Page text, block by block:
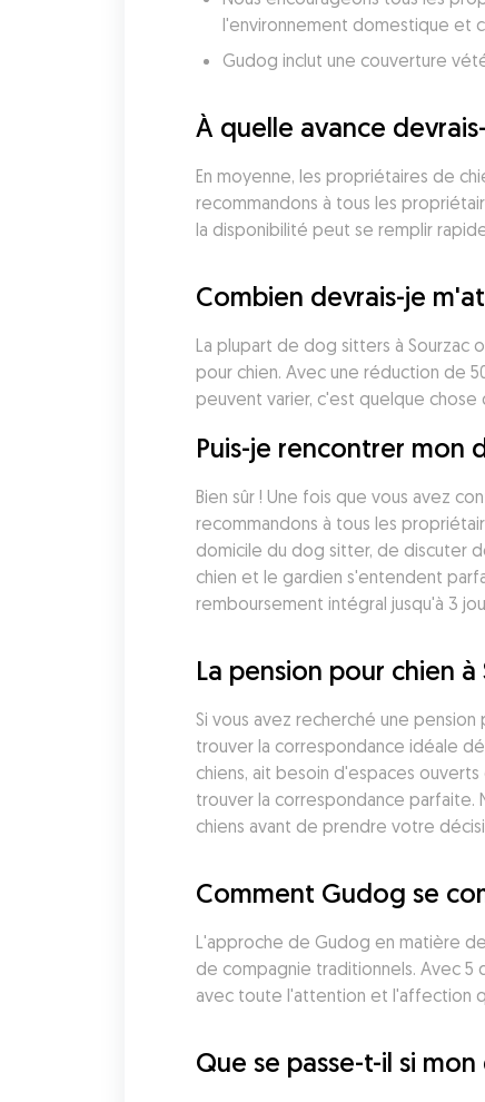
l'environnement domestique et
À quelle avance
En moyenne, les propriétaires de
recommandons à tous les
la disponibilité peut se remplir
Combien devrais-je
La plupart de dog sitters à Sourzac
pour chien. Avec une réduction de
peuvent varier, c'est quelque
Puis-je rencontrer mon
Bien sûr ! Une fois que vous avez
recommandons à tous les
domicile du dog sitter, de discuter
chien et le gardien s'entendent
remboursement intégral jusqu'à 3
La pension pour chien
Si vous avez recherché une
trouver la correspondance idéale
chiens, ait besoin d'espaces
trouver la correspondance parfaite.
chiens avant de prendre votre
Comment Gudog se
L'approche de Gudog en matière
de compagnie traditionnels. Avec 5
avec toute l'attention et l'affection
Que se passe-t-il si